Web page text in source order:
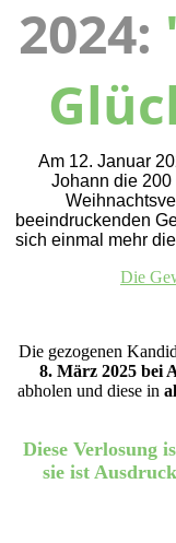
2024:
Am 12. Januar
Johann die
beeindruckenden
sich einmal mehr
Die
Die gezogenen
8. März 2025 bei
abholen und diese in
Diese Verlosung
sie ist